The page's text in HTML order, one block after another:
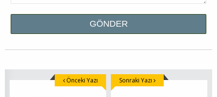
Önceki Yazı Sonraki Yazı